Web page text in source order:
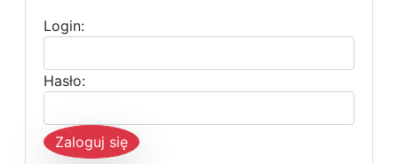
Login:
Hasło:
Zaloguj się